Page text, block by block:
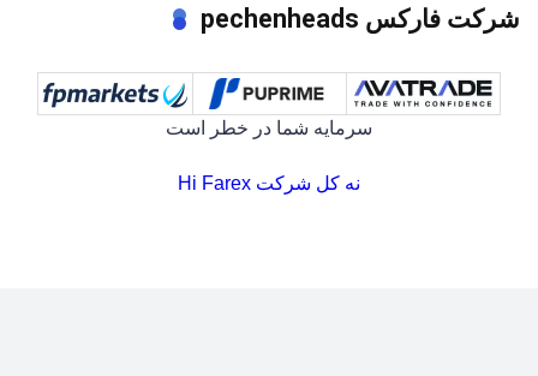
شرکت فارکس pechenheads
سرمایه شما در خطر است
نه کل شرکت Hi Farex